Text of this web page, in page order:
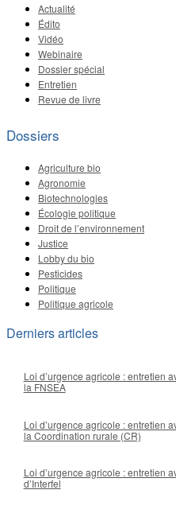
Actualité
Édito
Vidéo
Webinaire
Dossier spécial
Entretien
Revue de livre
Dossiers
Agriculture bio
Agronomie
Biotechnologies
Écologie politique
Droit de l’environnement
Justice
Lobby du bio
Pesticides
Politique
Politique agricole
Derniers articles
Loi d’urgence agricole : entretien
la FNSEA
Loi d’urgence agricole : entretien
la Coordination rurale (CR)
Loi d’urgence agricole : entretien
d’Interfel